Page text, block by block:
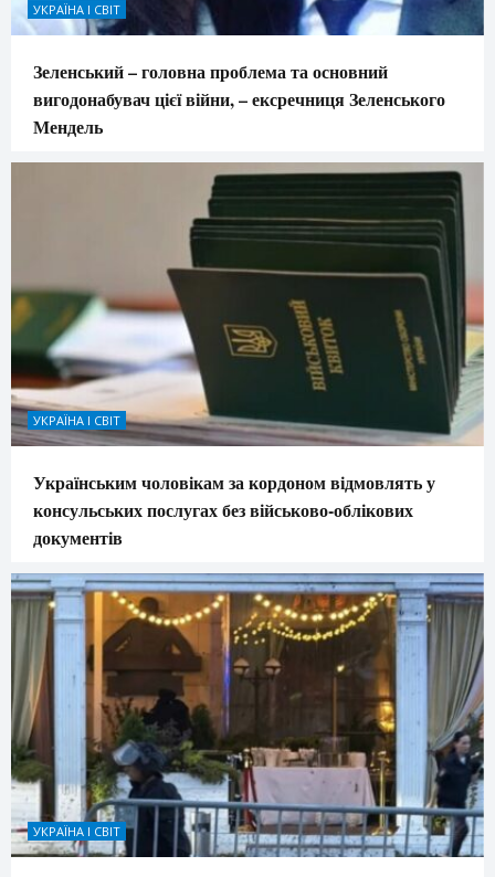
УКРАЇНА І СВІТ
Зеленський – головна проблема та основний
вигодонабувач цієї війни, – ексречниця Зеленського
Мендель
УКРАЇНА І СВІТ
Українським чоловікам за кордоном відмовлять у
консульських послугах без військово-облікових
документів
УКРАЇНА І СВІТ